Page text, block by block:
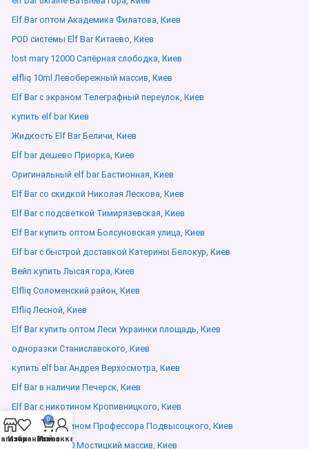
Elf Bar оптом Академика Филатова, Киев
POD системы Elf Bar Китаево, Киев
lost mary 12000 Сапёрная слободка, Киев
elfliq 10ml Левобережный массив, Киев
Elf Bar с экраном Телеграфный переулок, Киев
купить elf bar Киев
Жидкость Elf Bar Беличи, Киев
Elf bar дешево Приорка, Киев
Оригинальный elf bar Бастионная, Киев
Elf Bar со скидкой Николая Лескова, Киев
Elf Bar с подсветкой Тимирязевская, Киев
Elf Bar купить оптом Болсуновская улица, Киев
Elf bar с быстрой доставкой Катерины Белокур, Киев
Вейп купить Лысая гора, Киев
Elfliq Соломенский район, Киев
Elfliq Лесной, Киев
Elf Bar купить оптом Леси Украинки площадь, Киев
одноразки Станиславского, Киев
купить elf bar Андрея Верхосмотра, Киев
Elf Bar в наличии Печерск, Киев
Elf Bar с никотином Кропивницкого, Киев
Elf Bar с никотином Профессора Подвысоцкого, Киев
lost mary 10000 Мостицкий массив, Киев
Избранное
0
Заказ
Мой аккаунт